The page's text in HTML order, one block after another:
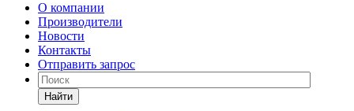
О компании
Производители
Новости
Контакты
Отправить запрос
Найти